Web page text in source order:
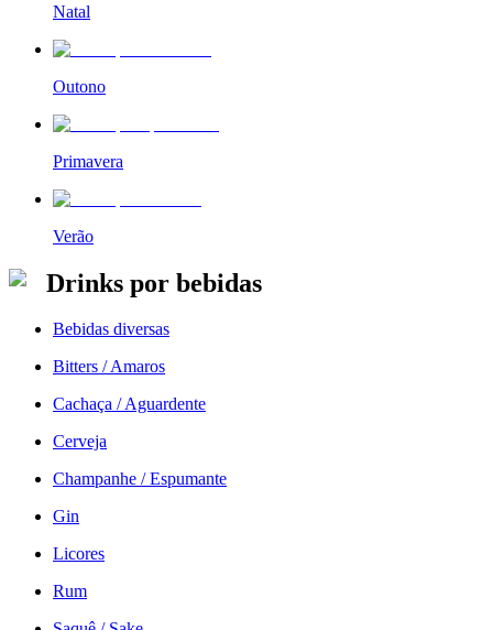
Natal
Outono
Primavera
Verão
Drinks por bebidas
Bebidas diversas
Bitters / Amaros
Cachaça / Aguardente
Cerveja
Champanhe / Espumante
Gin
Licores
Rum